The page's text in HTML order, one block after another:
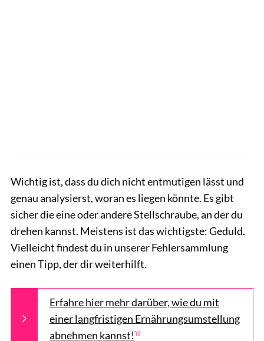
Wichtig ist, dass du dich nicht entmutigen lässt und
genau analysierst, woran es liegen könnte. Es gibt
sicher die eine oder andere Stellschraube, an der du
drehen kannst. Meistens ist das wichtigste: Geduld.
Vielleicht findest du in unserer Fehlersammlung
einen Tipp, der dir weiterhilft.
Erfahre hier mehr darüber, wie du mit
einer langfristigen Ernährungsumstellung
abnehmen kannst!